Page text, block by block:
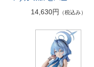
14,630円
（税込み）